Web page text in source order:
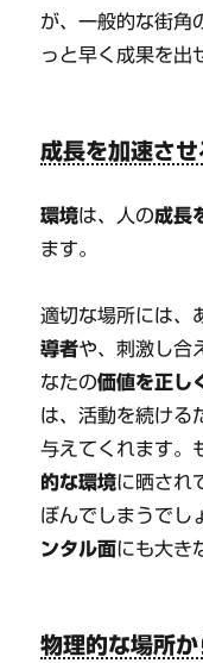
が、一般的な街角
っと早く成果を出
成長を加速さ
環境は、人の成長
ます。
適切な場所には、
導者や、刺激し合
なたの価値を正し
は、活動を続ける
与えてくれます。
的な環境に晒され
ぼんでしまうでし
ンタル面にも大き
物理的な場所